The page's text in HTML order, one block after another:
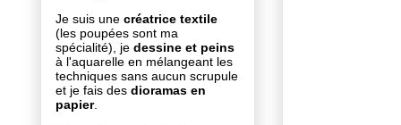
Je suis une créatrice textile
(les poupées sont ma
spécialité), je dessine et peins
à l'aquarelle en mélangeant les
techniques sans aucun scrupule
et je fais des dioramas en
papier.